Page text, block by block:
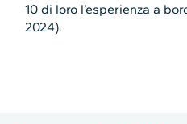
10 di loro l’esperienza a
2024).